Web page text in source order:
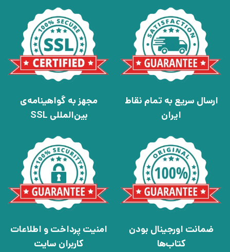
ارسال سریع به تمام نقاط
ایران
مجهز به گواهینامه‌ی
بین‌المللی SSL
ضمانت اورجینال بودن
کتاب‌ها
امنیت پرداخت و اطلاعات
کاربران سایت